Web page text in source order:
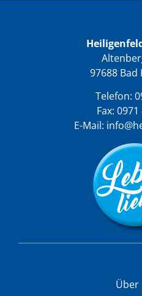
97688 Bad
Telefon:
Fax:
E-Mail:
Über